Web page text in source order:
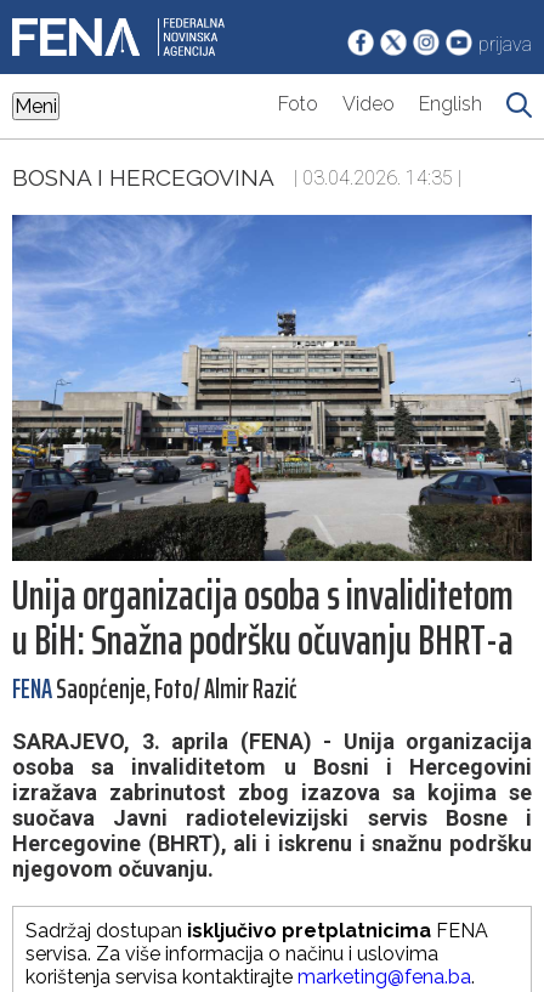
prijava
Meni Foto Video English
BOSNA I HERCEGOVINA | 03.04.2026. 14:35 |
Unija organizacija osoba s invaliditetom
u BiH: Snažna podršku očuvanju BHRT-a
FENASaopćenje, Foto/ Almir Razić
SARAJEVO, 3. aprila (FENA) - Unija organizacija
osoba sa invaliditetom u Bosni i Hercegovini
izražava zabrinutost zbog izazova sa kojima se
suočava Javni radiotelevizijski servis Bosne i
Hercegovine (BHRT), ali i iskrenu i snažnu podršku
njegovom očuvanju.
Sadržaj dostupan isključivo pretplatnicima FENA
servisa. Za više informacija o načinu i uslovima
korištenja servisa kontaktirajte marketing@fena.ba.